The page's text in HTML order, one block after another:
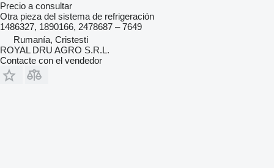
Precio a consultar
Otra pieza del sistema de refrigeración
1486327, 1890166, 2478687 – 7649
Rumanía, Cristesti
ROYAL DRU AGRO S.R.L.
Contacte con el vendedor